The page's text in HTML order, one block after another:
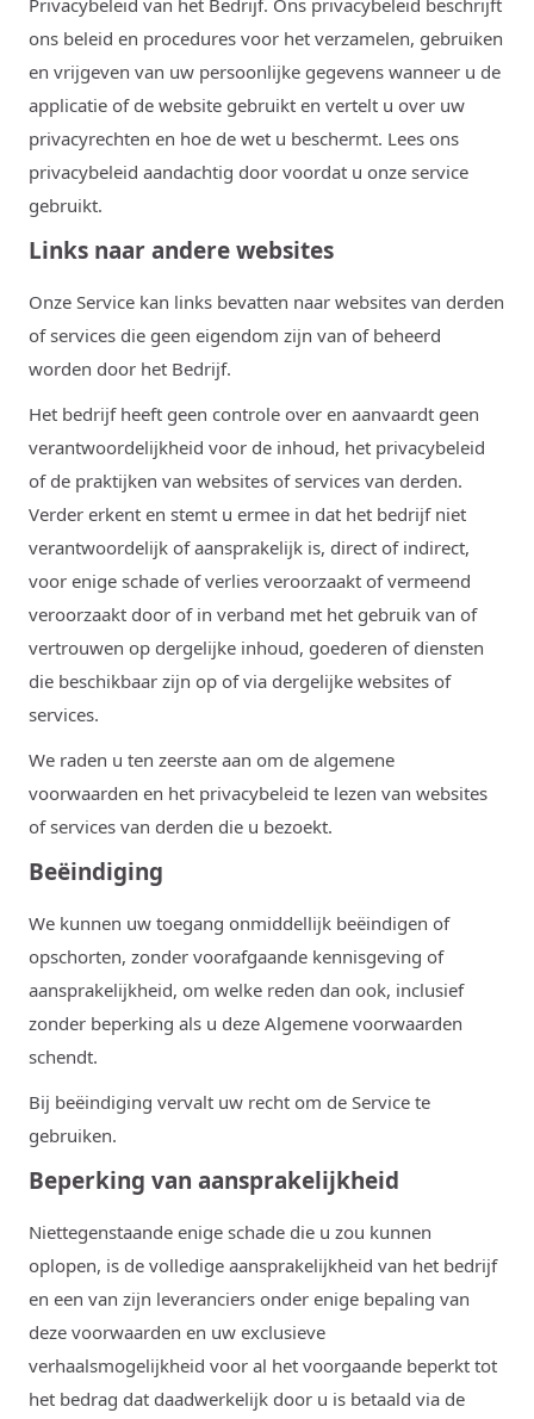
Privacybeleid van het Bedrijf. Ons privacybeleid beschrijft
ons beleid en procedures voor het verzamelen, gebruiken
en vrijgeven van uw persoonlijke gegevens wanneer u de
applicatie of de website gebruikt en vertelt u over uw
privacyrechten en hoe de wet u beschermt. Lees ons
privacybeleid aandachtig door voordat u onze service
gebruikt.
Links naar andere websites
Onze Service kan links bevatten naar websites van derden
of services die geen eigendom zijn van of beheerd
worden door het Bedrijf.
Het bedrijf heeft geen controle over en aanvaardt geen
verantwoordelijkheid voor de inhoud, het privacybeleid
of de praktijken van websites of services van derden.
Verder erkent en stemt u ermee in dat het bedrijf niet
verantwoordelijk of aansprakelijk is, direct of indirect,
voor enige schade of verlies veroorzaakt of vermeend
veroorzaakt door of in verband met het gebruik van of
vertrouwen op dergelijke inhoud, goederen of diensten
die beschikbaar zijn op of via dergelijke websites of
services.
We raden u ten zeerste aan om de algemene
voorwaarden en het privacybeleid te lezen van websites
of services van derden die u bezoekt.
Beëindiging
We kunnen uw toegang onmiddellijk beëindigen of
opschorten, zonder voorafgaande kennisgeving of
aansprakelijkheid, om welke reden dan ook, inclusief
zonder beperking als u deze Algemene voorwaarden
schendt.
Bij beëindiging vervalt uw recht om de Service te
gebruiken.
Beperking van aansprakelijkheid
Niettegenstaande enige schade die u zou kunnen
oplopen, is de volledige aansprakelijkheid van het bedrijf
en een van zijn leveranciers onder enige bepaling van
deze voorwaarden en uw exclusieve
verhaalsmogelijkheid voor al het voorgaande beperkt tot
het bedrag dat daadwerkelijk door u is betaald via de